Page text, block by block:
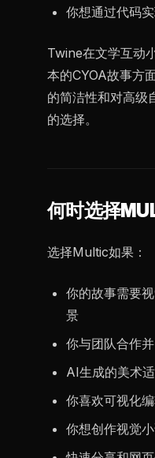
你想通过代码
Twine在文学互动
本的CYOA故事方
的简洁性和对高级
的选择。
何时选择
选择Multic如果：
你的故事需要
景
你与团队合作
AI生成的美术
你喜欢可视化
你想创作视觉